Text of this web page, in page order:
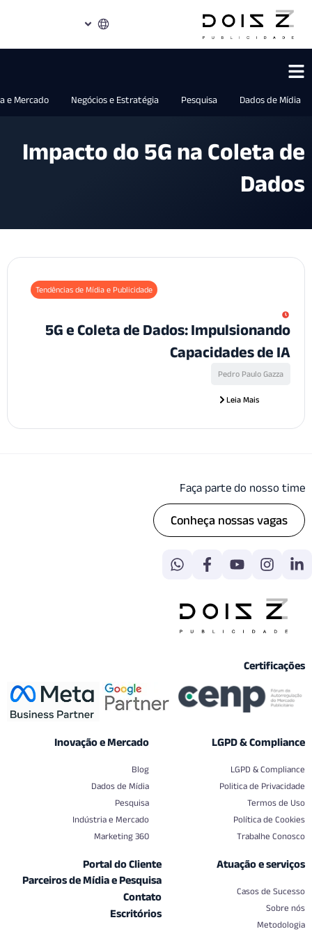
Dados
Pesquisa
Negócios e Estratégia
Indústria e Mercado
Impacto do 5G na
Tendências de Mídia e Publicidade
5G e Coleta de Dados:
Capacidades
Pedro Paulo
Faça parte do
Conheça nossas
LGPD &
LGPD &
Politica de
Política
Trabalhe
Inovação e Mercado
Dados de Mídia
Indústria e Mercado
Marketing 360
Atuação e
Casos de
Portal do Cliente
Parceiros de Mídia e Pesquisa
Contato
Escritórios